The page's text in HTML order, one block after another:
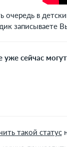
очередь в
записываете
уже сейчас
такой статус